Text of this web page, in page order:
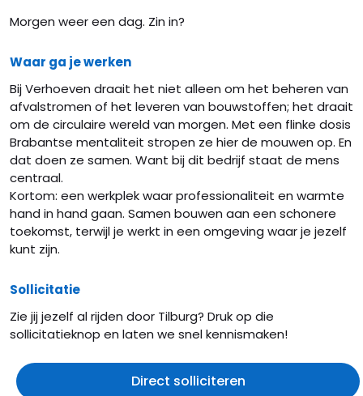
Morgen weer een dag. Zin in?
Waar ga je werken
Bij Verhoeven draait het niet alleen om het beheren van
afvalstromen of het leveren van bouwstoffen; het draait
om de circulaire wereld van morgen. Met een flinke dosis
Brabantse mentaliteit stropen ze hier de mouwen op. En
dat doen ze samen. Want bij dit bedrijf staat de mens
centraal.
Kortom: een werkplek waar professionaliteit en warmte
hand in hand gaan. Samen bouwen aan een schonere
toekomst, terwijl je werkt in een omgeving waar je jezelf
kunt zijn.
Sollicitatie
Zie jij jezelf al rijden door Tilburg? Druk op die
sollicitatieknop en laten we snel kennismaken!
Direct solliciteren